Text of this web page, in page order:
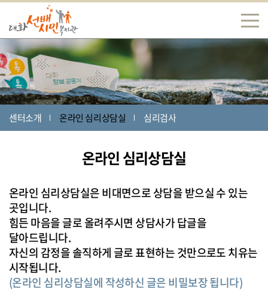
센터소개 온라인 심리상담실 심리검사
온라인 심리상담실
온라인 심리상담실은 비대면으로 상담을 받으실 수 있는
곳입니다.
힘든 마음을 글로 올려주시면 상담사가 답글을
달아드립니다.
자신의 감정을 솔직하게 글로 표현하는 것만으로도 치유는
시작됩니다.
(온라인 심리상담실에 작성하신 글은 비밀보장 됩니다)